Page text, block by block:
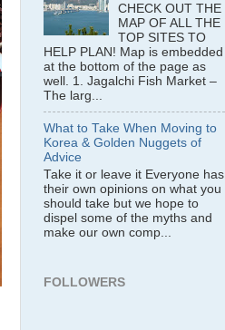
CHECK OUT THE
MAP OF ALL THE
TOP SITES TO
HELP PLAN! Map is embedded
at the bottom of the page as
well. 1. Jagalchi Fish Market –
The larg...
What to Take When Moving to
Korea & Golden Nuggets of
Advice
Take it or leave it Everyone has
their own opinions on what you
should take but we hope to
dispel some of the myths and
make our own comp...
FOLLOWERS